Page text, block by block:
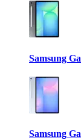
Samsung
Samsung